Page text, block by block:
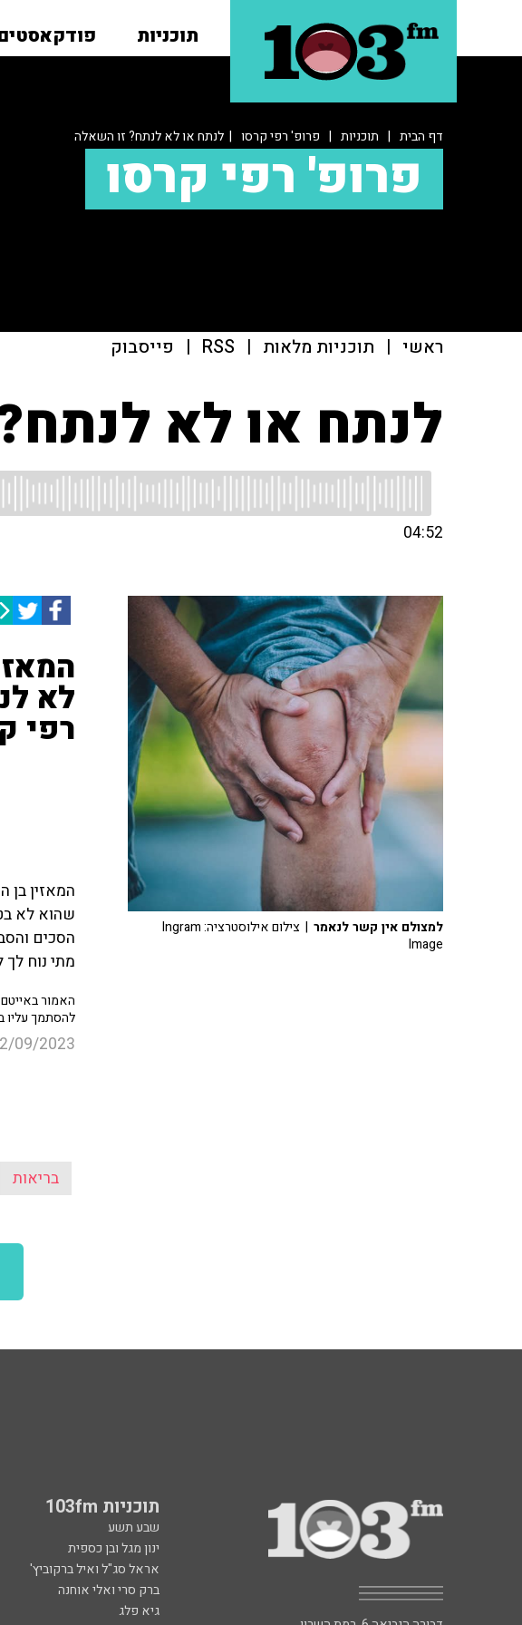
תוכניות
דף הבית | תוכניות | פרופ' רפי קרסו | לנתח או לא לנתח? זו השאלה
פרופ' רפי קרסו
ראשי | תוכניות מלאות |
RSS
| פייסבוק
לנתח או לא
04:52
לא
רפי
שהוא לא
הסכים
מתי נוח לך
האמור
להסתמך עליו
09/2023
בריאות
למצולם אין קשר לנאמר
| צילום אילוסטרציה: Ingram
Image
תוכניות 103fm
שבע תשע
ינון מגל ובן כספית
אראל סג"ל ואיל ברקוביץ'
ברק סרי ואלי אוחנה
גיא פלג